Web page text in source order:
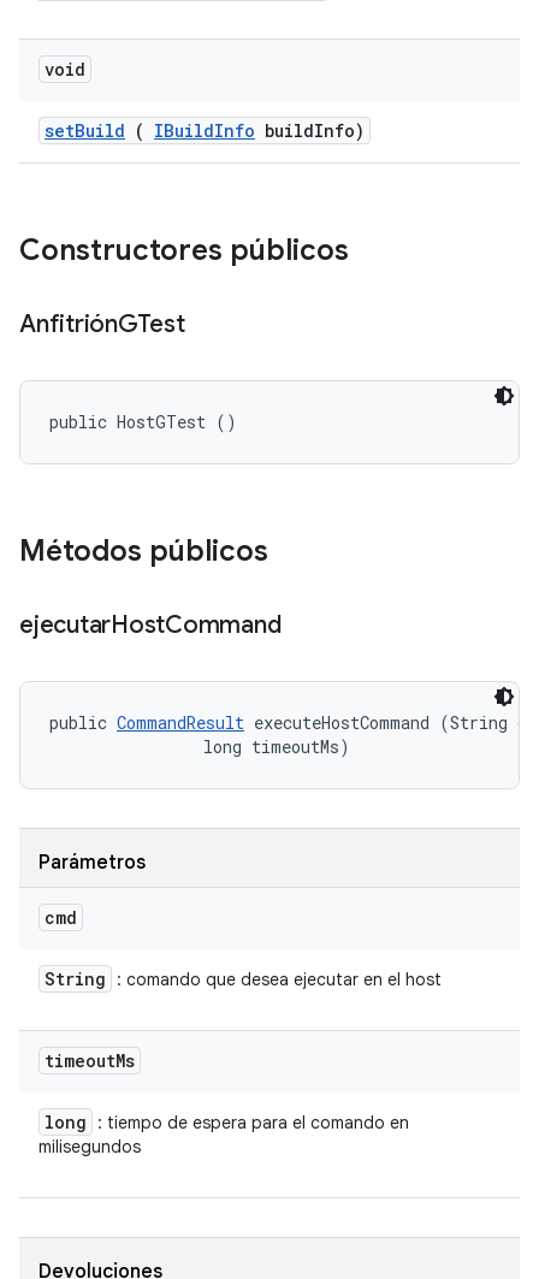
void
setBuild ( IBuildInfo buildInfo)
Constructores públicos
AnfitriónGTest
public HostGTest ()
Métodos públicos
ejecutarHostCommand
public CommandResult executeHostCommand (String
                long timeoutMs)
Parámetros
cmd
String : comando que desea ejecutar en el host
timeoutMs
long
: tiempo de espera para el comando en
milisegundos
Devoluciones